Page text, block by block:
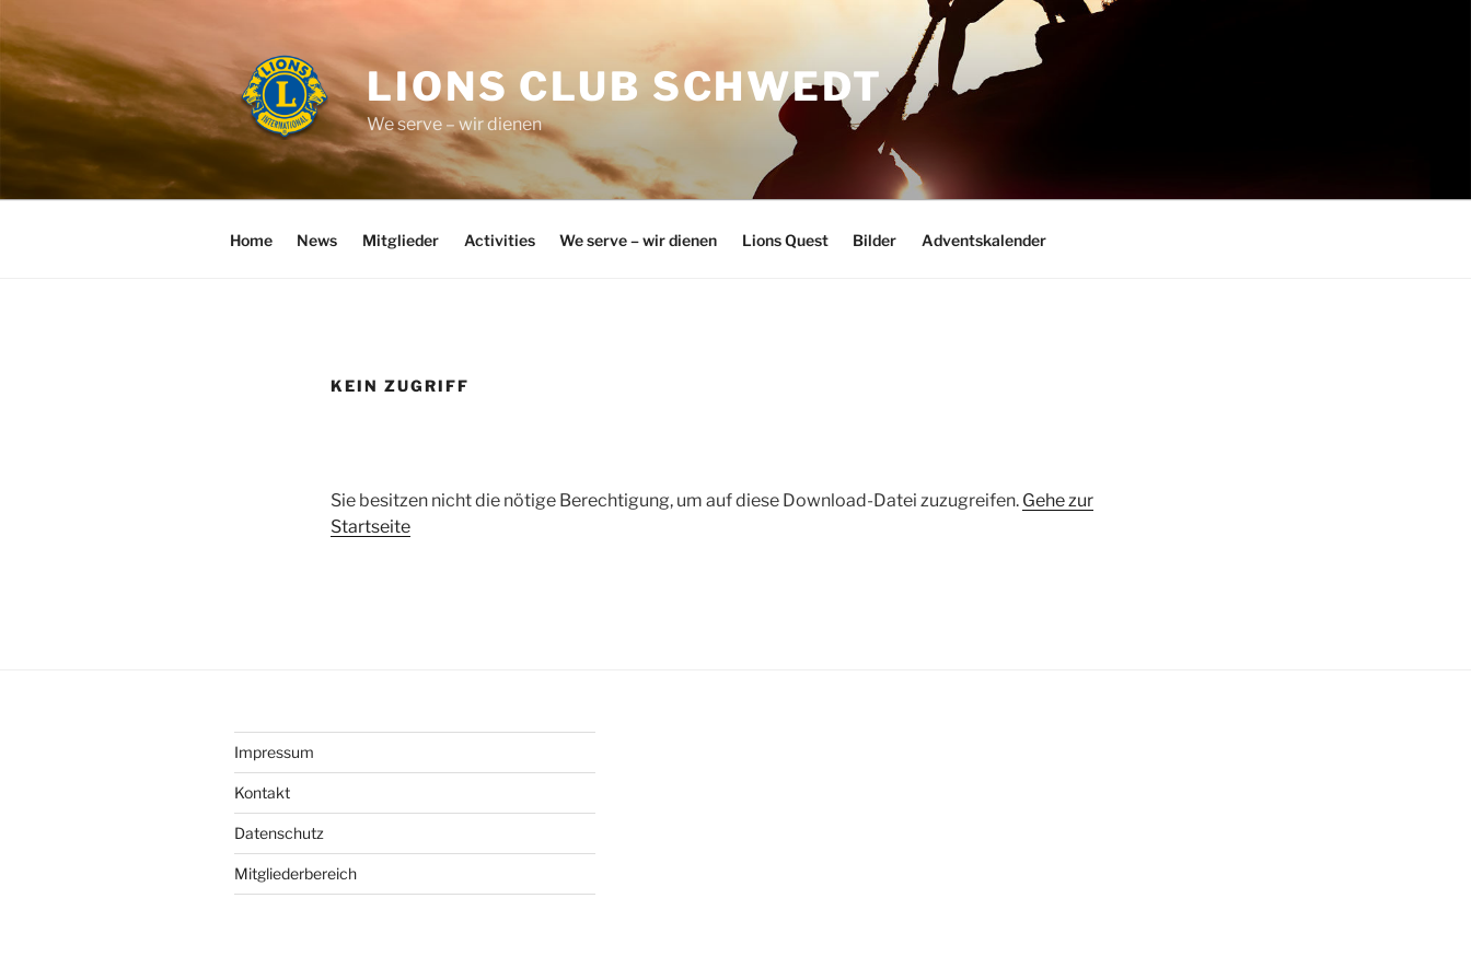
Inhalt
springen
LIONS CLUB SCHWEDT
We serve – wir dienen
Home News Mitglieder Activities We serve – wir dienen Lions Quest Bilder Adventskalender
KEIN ZUGRIFF
Sie besitzen nicht die nötige Berechtigung, um auf diese Download-Datei zuzugreifen. Gehe zur
Startseite
Impressum
Kontakt
Datenschutz
Mitgliederbereich